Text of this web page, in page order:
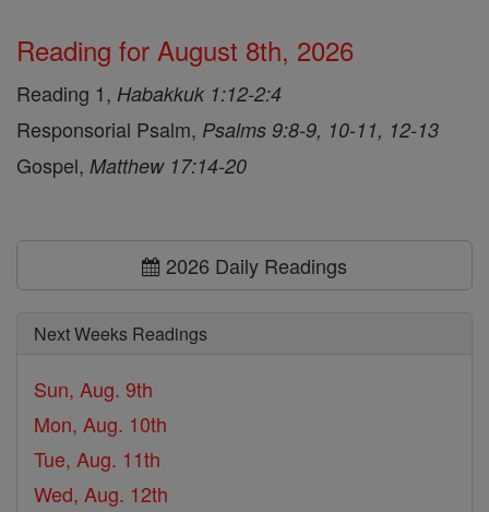
Reading for August 8th, 2026
Reading 1, Habakkuk 1:12-2:4
Responsorial Psalm, Psalms 9:8-9, 10-11, 12-13
Gospel, Matthew 17:14-20
2026 Daily Readings
Next Weeks Readings
Sun, Aug. 9th
Mon, Aug. 10th
Tue, Aug. 11th
Wed, Aug. 12th